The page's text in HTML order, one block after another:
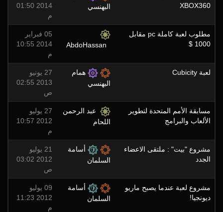
XBOX360
البهنسي
2014 01:50
م
مطلوب لعبة كاملة pc مقابل
1000 $
05 فبراير
2014 10:55
م
لعبة Cubicity
همام
البهنسي
27 يونيو
2013 02:55
ص
مسابقة الأمم المتحدة لتطوير
الألعاب والبرامج
عبد الرحمن
اللحام
27 يوليو
2012 10:57
م
مشروع "بيت" : ملتقى الاعضاء
الجدد
أسامة
السلمان
21 يوليو
2012 03:02
ص
مشروع لعبة عندما يصبح ماريو
ديونجيا!
أسامة
السلمان
09 يوليو
2012 11:23
م